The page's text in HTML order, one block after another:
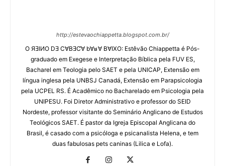
http://estevaochiappetta.blogspot.com.br/
O ЯƎIИO DƎ C∀BƎƇ∀ b∀ʁ∀ B∀IXO: Estêvão Chiappetta é Pós-
graduado em Exegese e Interpretação Bíblica pela FUV ES,
Bacharel em Teologia pelo SAET e pela UNICAP, Extensão em
língua inglesa pela UNBSJ Canadá, Extensão em Parapsicologia
pela UCPEL RS. É Acadêmico no Bacharelado em Psicologia pela
UNIPESU. Foi Diretor Administrativo e professor do SEID
Nordeste, professor visitante do Seminário Anglicano de Estudos
Teológicos SAET. É pastor da Igreja Episcopal Anglicana do
Brasil, é casado com a psicóloga e psicanalista Helena, e tem
duas fabulosas pets caninas (Lilica e Lofa).